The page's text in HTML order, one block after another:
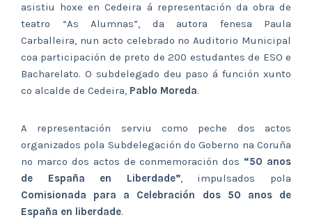
asistiu hoxe en Cedeira á representación da obra de
teatro “As Alumnas”, da autora fenesa Paula
Carballeira, nun acto celebrado no Auditorio Municipal
coa participación de preto de 200 estudantes de ESO e
Bacharelato. O subdelegado deu paso á función xunto
co alcalde de Cedeira, Pablo Moreda.
A representación serviu como peche dos actos
organizados pola Subdelegación do Goberno na Coruña
no marco dos actos de conmemoración dos “50 anos
de España en Liberdade”, impulsados pola
Comisionada para a Celebración dos 50 anos de
España en liberdade.